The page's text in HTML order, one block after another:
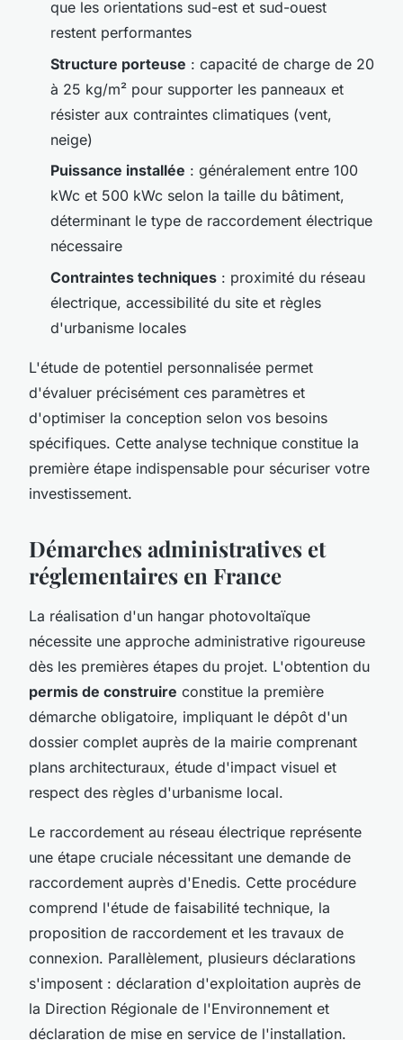
que les orientations sud-est et sud-ouest
restent performantes
Structure porteuse : capacité de charge de 20
à 25 kg/m² pour supporter les panneaux et
résister aux contraintes climatiques (vent,
neige)
Puissance installée : généralement entre 100
kWc et 500 kWc selon la taille du bâtiment,
déterminant le type de raccordement électrique
nécessaire
Contraintes techniques : proximité du réseau
électrique, accessibilité du site et règles
d'urbanisme locales
L'étude de potentiel personnalisée permet
d'évaluer précisément ces paramètres et
d'optimiser la conception selon vos besoins
spécifiques. Cette analyse technique constitue la
première étape indispensable pour sécuriser votre
investissement.
Démarches administratives et
réglementaires en France
La réalisation d'un hangar photovoltaïque
nécessite une approche administrative rigoureuse
dès les premières étapes du projet. L'obtention du
permis de construire constitue la première
démarche obligatoire, impliquant le dépôt d'un
dossier complet auprès de la mairie comprenant
plans architecturaux, étude d'impact visuel et
respect des règles d'urbanisme local.
Le raccordement au réseau électrique représente
une étape cruciale nécessitant une demande de
raccordement auprès d'Enedis. Cette procédure
comprend l'étude de faisabilité technique, la
proposition de raccordement et les travaux de
connexion. Parallèlement, plusieurs déclarations
s'imposent : déclaration d'exploitation auprès de
la Direction Régionale de l'Environnement et
déclaration de mise en service de l'installation.